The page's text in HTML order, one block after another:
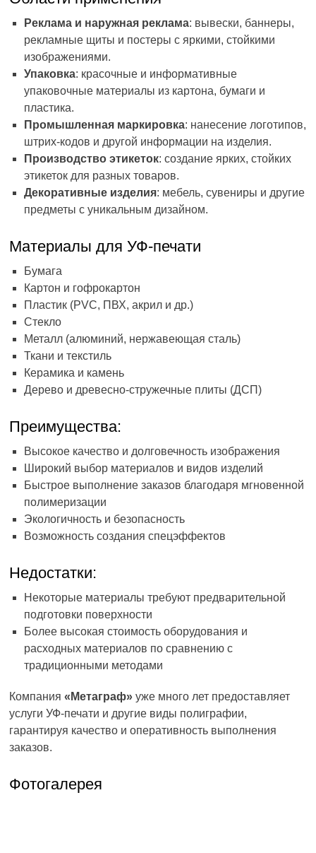
Реклама и наружная реклама: вывески, баннеры,
рекламные щиты и постеры с яркими, стойкими
изображениями.
Упаковка: красочные и информативные
упаковочные материалы из картона, бумаги и
пластика.
Промышленная маркировка: нанесение логотипов,
штрих-кодов и другой информации на изделия.
Производство этикеток: создание ярких, стойких
этикеток для разных товаров.
Декоративные изделия: мебель, сувениры и другие
предметы с уникальным дизайном.
Материалы для УФ-печати
Бумага
Картон и гофрокартон
Пластик (PVC, ПВХ, акрил и др.)
Стекло
Металл (алюминий, нержавеющая сталь)
Ткани и текстиль
Керамика и камень
Дерево и древесно-стружечные плиты (ДСП)
Преимущества:
Высокое качество и долговечность изображения
Широкий выбор материалов и видов изделий
Быстрое выполнение заказов благодаря мгновенной
полимеризации
Экологичность и безопасность
Возможность создания спецэффектов
Недостатки:
Некоторые материалы требуют предварительной
подготовки поверхности
Более высокая стоимость оборудования и
расходных материалов по сравнению с
традиционными методами
Компания«Метаграф» уже много лет предоставляет
услуги УФ-печати и другие виды полиграфии,
гарантируя качество и оперативность выполнения
заказов.
Фотогалерея